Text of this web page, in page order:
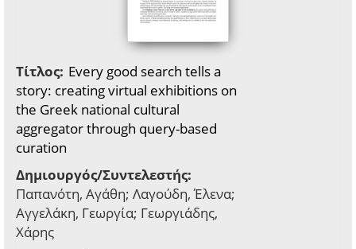
Τίτλος: Every good search tells a
story: creating virtual exhibitions on
the Greek national cultural
aggregator through query-based
curation
Δημιουργός/Συντελεστής:
Παπανότη, Αγάθη; Λαγούδη, Έλενα;
Αγγελάκη, Γεωργία; Γεωργιάδης,
Χάρης